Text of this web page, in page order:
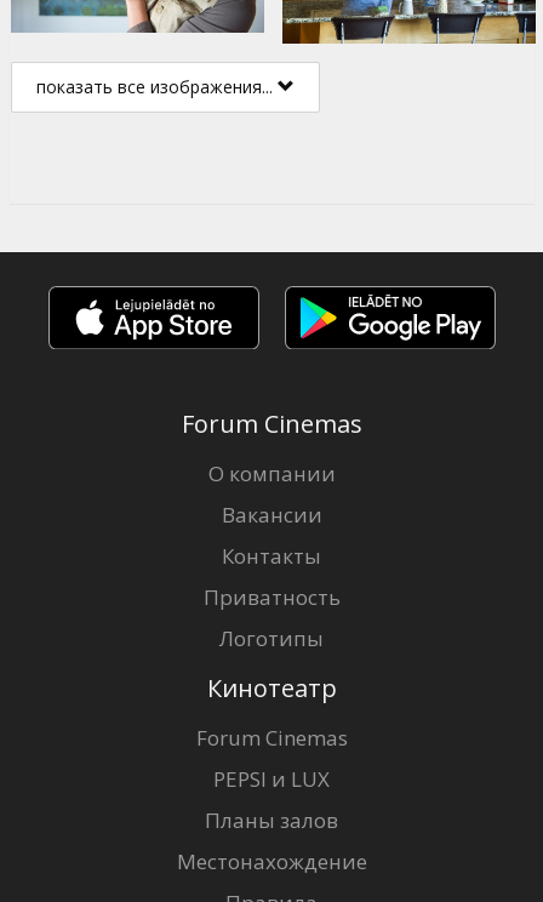
показать все изображения...
Forum Cinemas
О компании
Вакансии
Контакты
Приватность
Логотипы
Кинотеатр
Forum Cinemas
PEPSI и LUX
Планы залов
Местонахождение